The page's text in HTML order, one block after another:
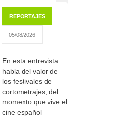
REPORTAJES
05/08/2026
En esta entrevista
habla del valor de
los festivales de
cortometrajes, del
momento que vive el
cine español